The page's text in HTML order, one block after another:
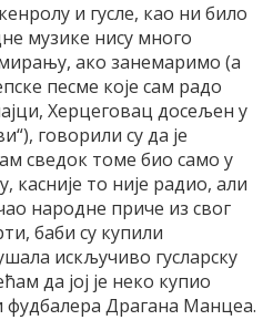
и гусле, као ни било
музике нису много
ако занемаримо (а
песме које сам радо
Херцеговац досељен у
говорили су да је
сведок томе био само у
то није радио, али
народне приче из свог
баби су купили
искључиво гусларску
да јој је неко купио
фудбалера Драгана Манцеа.